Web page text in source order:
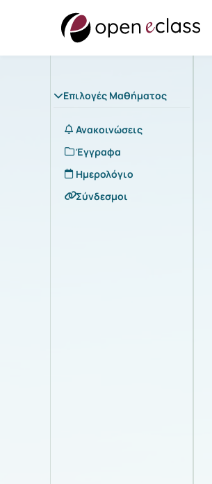
Επιλογές Μαθήματος
Ανακοινώσεις
Έγγραφα
Ημερολόγιο
Σύνδεσμοι